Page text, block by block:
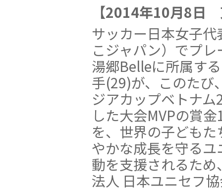
【2014年10月8日
サッカー日本女子
こジャパン）でプ
湯郷Belleに所属す
手(29)が、このたび
ジアカップベトナ
した大会MVPの賞
を、世界の子ども
やかな成長を守るユ
動を支援されるため
法人 日本ユニセフ